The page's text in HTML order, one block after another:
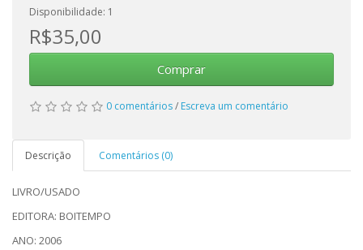
Disponibilidade: 1
R$35,00
Comprar
0 comentários/ Escreva um comentário
Descrição Comentários (0)
LIVRO/USADO
EDITORA: BOITEMPO
ANO: 2006